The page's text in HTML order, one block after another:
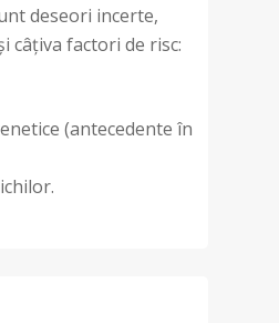
deseori incerte,
câțiva factori de risc:
(antecedente în